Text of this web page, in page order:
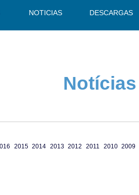
NOTICIAS DESCARGAS
Notícias
2015 2014 2013 2012 2011 2010 2009